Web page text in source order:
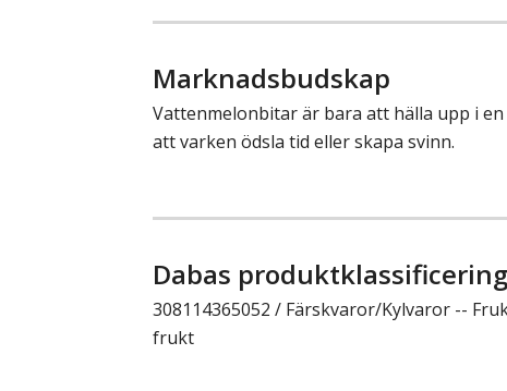
Marknadsbudskap
Vattenmelonbitar är bara att hälla upp i
att varken ödsla tid eller skapa svinn.
Dabas produktklassificering
308114365052 / Färskvaror/Kylvaror --
frukt